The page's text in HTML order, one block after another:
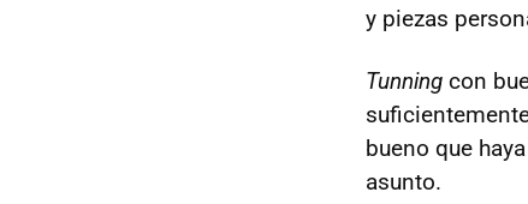
y piezas
Tunning con
bueno que
asunto.